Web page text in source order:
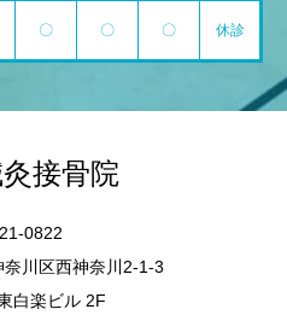
〇 〇 〇 休診
接骨院
0822
川区西神奈川2-1-3
白楽ビル 2F